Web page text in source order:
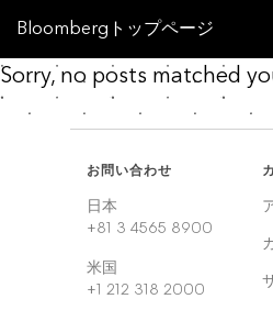
Bloombergトップページ
Sorry, no posts matched
お問い合わせ
日本
+81 3 4565 8900
米国
+1 212 318 2000